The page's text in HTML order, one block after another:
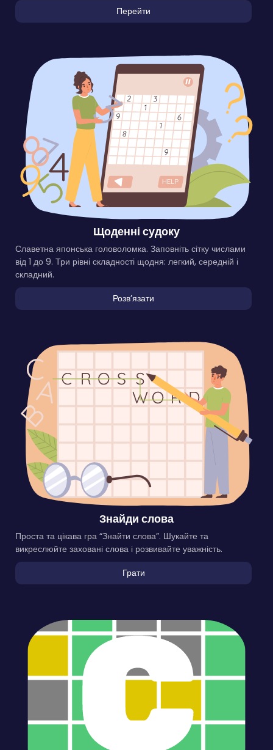
Перейти
Щоденні судоку
Славетна японська головоломка. Заповніть сітку числами
від 1 до 9. Три рівні складності щодня: легкий, середній і
складний.
Розвʼязати
Знайди слова
Проста та цікава гра “Знайти слова”. Шукайте та
викреслюйте заховані слова і розвивайте уважність.
Грати